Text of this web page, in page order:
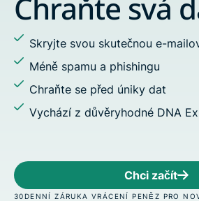
svá data.
e-mailovou adresu
phishingu
úniky dat
DNA ExpressVPN
PENĚZ PRO NOVÉ UŽIVATELE.